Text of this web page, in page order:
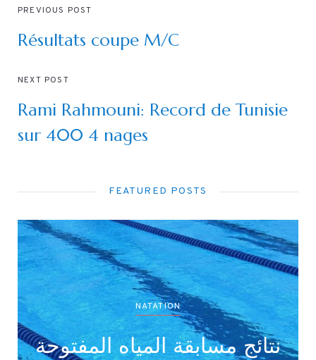
PREVIOUS POST
Résultats coupe M/C
NEXT POST
Rami Rahmouni: Record de Tunisie
sur 400 4 nages
FEATURED POSTS
NATATION
نتائج مسابقة المياه المفتوحة